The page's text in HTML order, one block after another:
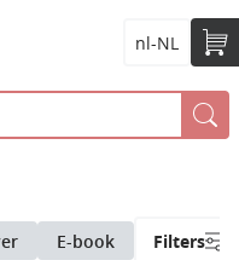
nl-NL
E-book Filters